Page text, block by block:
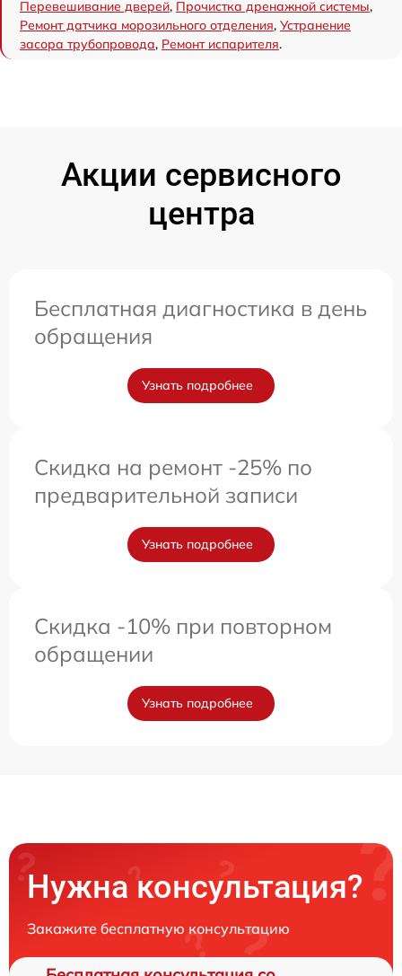
Перевешивание дверей, Прочистка дренажной системы,
Ремонт датчика морозильного отделения, Устранение
засора трубопровода, Ремонт испарителя.
Акции сервисного
центра
Бесплатная диагностика в день
обращения
Узнать подробнее
Скидка на ремонт -25% по
предварительной записи
Узнать подробнее
Скидка -10% при повторном
обращении
Узнать подробнее
Нужна консультация?
Закажите бесплатную консультацию